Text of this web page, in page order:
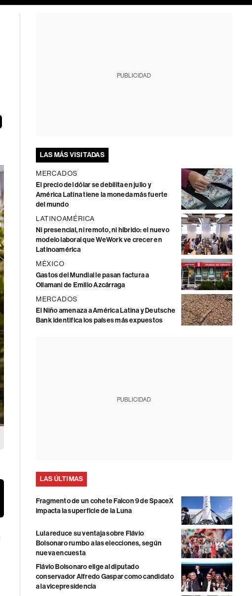
PUBLICIDAD
LAS MÁS VISITADAS
MERCADOS
El precio del dólar se debilita en julio y
América Latina tiene la moneda más fuerte
del mundo
LATINOAMÉRICA
Ni presencial, ni remoto, ni híbrido: el nuevo
modelo laboral que WeWork ve crecer en
Latinoamérica
MÉXICO
Gastos del Mundial le pasan factura a
Ollamani de Emilio Azcárraga
MERCADOS
El Niño amenaza a América Latina y Deutsche
Bank identifica los países más expuestos
PUBLICIDAD
LAS ÚLTIMAS
Fragmento de un cohete Falcon 9 de SpaceX
impacta la superficie de la Luna
Lula reduce su ventaja sobre Flávio
Bolsonaro rumbo a las elecciones, según
nueva encuesta
Flávio Bolsonaro elige al diputado
conservador Alfredo Gaspar como candidato
a la vicepresidencia